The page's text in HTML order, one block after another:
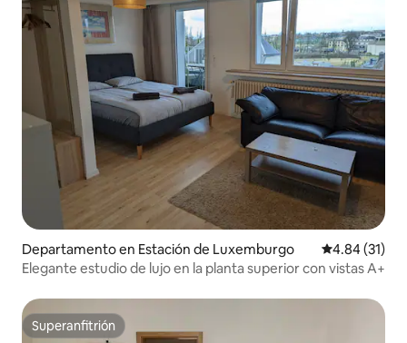
Departamento en Estación de Luxemburgo Calificación
4.84 (31)
Elegante estudio de lujo en la planta superior con vistas A+
Superanfitrión
Superanfitrión